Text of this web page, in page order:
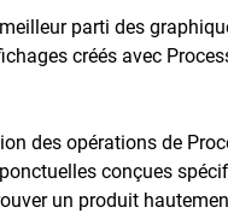
parti des
créés avec
des opérations de
conçues
un produit